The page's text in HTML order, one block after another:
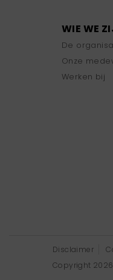
WIE WE
De
Onze
Werken bij
Disclaimer
Copyright